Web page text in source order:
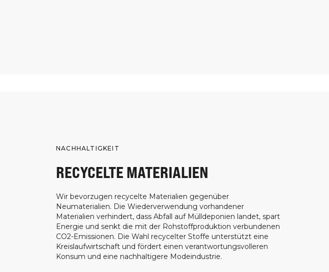
NACHHALTIGKEIT
RECYCELTE MATERIALIEN
Wir bevorzugen recycelte Materialien gegenüber
Neumaterialien. Die Wiederverwendung vorhandener
Materialien verhindert, dass Abfall auf Mülldeponien landet, spart
Energie und senkt die mit der Rohstoffproduktion verbundenen
CO2-Emissionen. Die Wahl recycelter Stoffe unterstützt eine
Kreislaufwirtschaft und fördert einen verantwortungsvolleren
Konsum und eine nachhaltigere Modeindustrie.